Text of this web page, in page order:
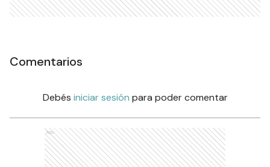
Comentarios
Debés iniciar sesión para poder comentar
Ads